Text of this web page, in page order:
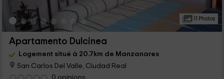
11 Photos
Apartamento Dulcinea
Logement situé à 20.7km de Manzanares
San Carlos Del Valle, Ciudad Real
0 opinions